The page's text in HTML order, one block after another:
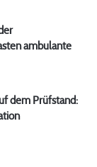
ambulante
dem Prüfstand: